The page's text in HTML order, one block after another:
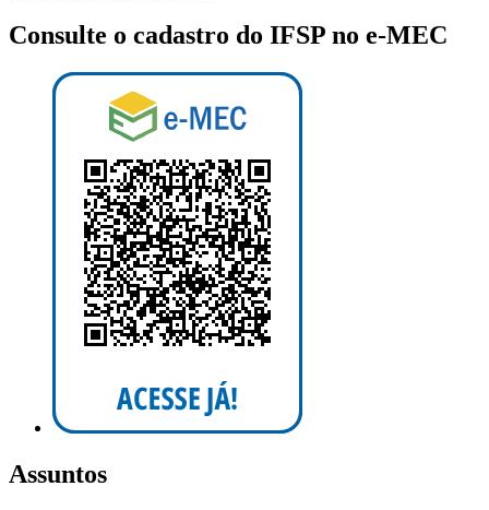
Consulte o cadastro do IFSP no e-MEC
Assuntos